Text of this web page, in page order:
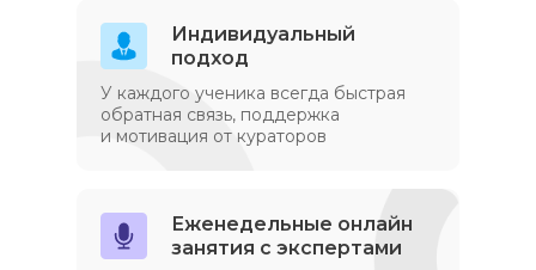
Индивидуальный
подход
У каждого ученика всегда быстрая
обратная связь, поддержка
и мотивация от кураторов
Еженедельные онлайн
занятия с экспертами